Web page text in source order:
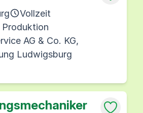
Vollzeit
Produktion
AG & Co. KG,
Ludwigsburg